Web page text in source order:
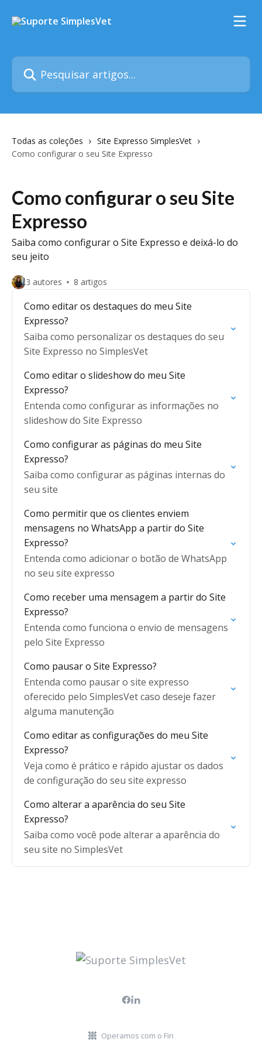
Pesquisar artigos...
Todas as coleções
Site Expresso SimplesVet
Como configurar o seu Site Expresso
Como configurar o seu Site
Expresso
Saiba como configurar o Site Expresso e deixá-lo do
seu jeito
3 autores 8 artigos
Como editar os destaques do meu Site
Expresso?
Saiba como personalizar os destaques do seu
Site Expresso no SimplesVet
Como editar o slideshow do meu Site
Expresso?
Entenda como configurar as informações no
slideshow do Site Expresso
Como configurar as páginas do meu Site
Expresso?
Saiba como configurar as páginas internas do
seu site
Como permitir que os clientes enviem
mensagens no WhatsApp a partir do Site
Expresso?
Entenda como adicionar o botão de WhatsApp
no seu site expresso
Como receber uma mensagem a partir do Site
Expresso?
Entenda como funciona o envio de mensagens
pelo Site Expresso
Como pausar o Site Expresso?
Entenda como pausar o site expresso
oferecido pelo SimplesVet caso deseje fazer
alguma manutenção
Como editar as configurações do meu Site
Expresso?
Veja como é prático e rápido ajustar os dados
de configuração do seu site expresso
Como alterar a aparência do seu Site
Expresso?
Saiba como você pode alterar a aparência do
seu site no SimplesVet
Operamos com o Fin